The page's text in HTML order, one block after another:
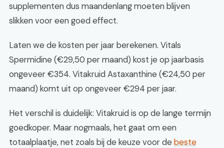
supplementen dus maandenlang moeten blijven
slikken voor een goed effect.
Laten we de kosten per jaar berekenen. Vitals
Spermidine (€29,50 per maand) kost je op jaarbasis
ongeveer €354. Vitakruid Astaxanthine (€24,50 per
maand) komt uit op ongeveer €294 per jaar.
Het verschil is duidelijk: Vitakruid is op de lange termijn
goedkoper. Maar nogmaals, het gaat om een
totaalplaatje, net zoals bij de keuze voor de beste